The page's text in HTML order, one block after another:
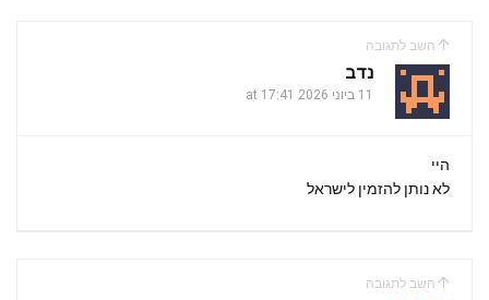
השב לתגובה
נדב
11 ביוני 2026 at 17:41
היי
לא נותן להזמין לישראל
השב לתגובה